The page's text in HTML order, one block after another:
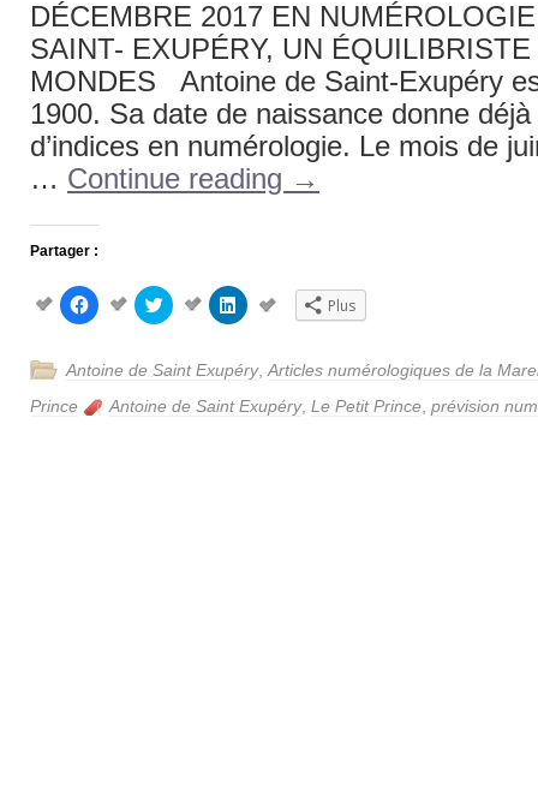
DÉCEMBRE 2017 EN
SAINT- EXUPÉRY, UN
MONDES Antoine de Saint-Exupéry
1900. Sa date de naissance donne
d’indices en numérologie. Le mois de
… Continue reading →
Partager :
Cliquez
pour
partager
dans
nouvelle
fenêtre)
Cliquez
pour
partager
dans
nouvelle
fenêtre)
Cliquez
pour
dans
nouvelle
fenêtre)
Plus
Antoine de Saint Exupéry, Articles numérologiques de la
Prince
Antoine de Saint Exupéry, Le Petit Prince prévision